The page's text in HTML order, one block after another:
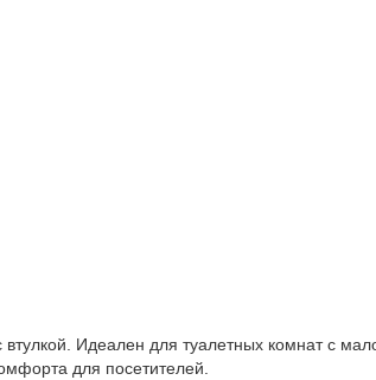
втулкой. Идеален для туалетных комнат с
для посетителей.